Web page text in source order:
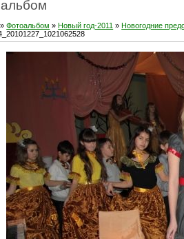
»Фотоальбом »Новый год-2011 »Новогодние